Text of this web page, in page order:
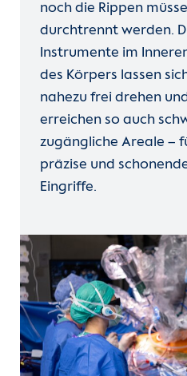
noch die Rippen
durchtrennt werden.
Instrumente im
des Körpers lassen
nahezu frei drehen
erreichen so auch
zugängliche Areale –
präzise und
Eingriffe.